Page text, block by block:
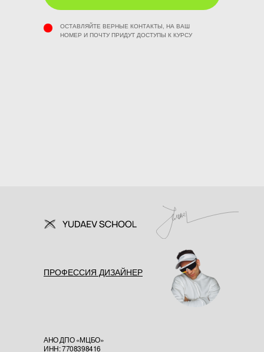
ОСТАВЛЯЙТЕ ВЕРНЫЕ КОНТАКТЫ, НА ВАШ
НОМЕР И ПОЧТУ ПРИДУТ ДОСТУПЫ К КУРСУ
ПРОФЕССИЯ ДИЗАЙНЕР
АНО ДПО «МЦБО»
ИНН: 7708398416